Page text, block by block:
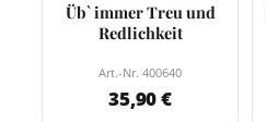
Üb` immer Treu und
Redlichkeit
Art.-Nr. 400640
35,90 €